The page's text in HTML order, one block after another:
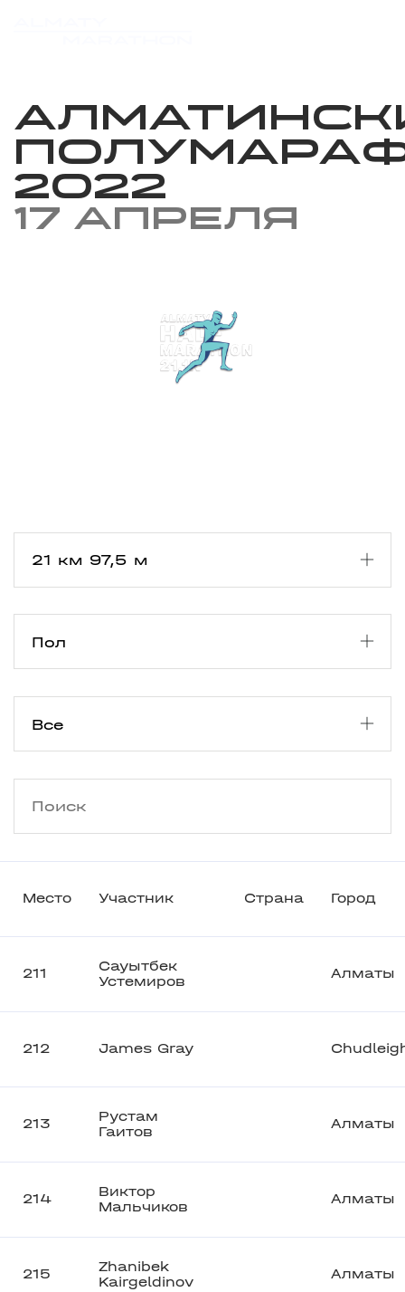
2022
17 апреля
Место Участник Страна Город
211
Сауытбек
Устемиров
Алматы
212 James Gray
213
Рустам
Гаитов
Алматы
214
Виктор
Мальчиков
Алматы
215
Zhanibek
Kairgeldinov
Алматы